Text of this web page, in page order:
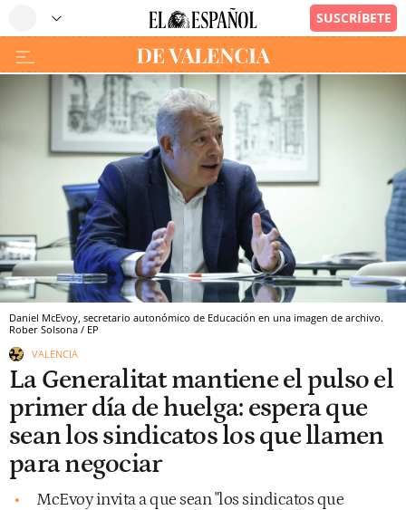
Daniel McEvoy, secretario autonómico de Educación en una imagen de archivo.
Rober Solsona / EP
VALENCIA
La Generalitat mantiene el pulso el
primer día de huelga: espera que
sean los sindicatos los que llamen
para negociar
McEvoy invita a que sean "los sindicatos que